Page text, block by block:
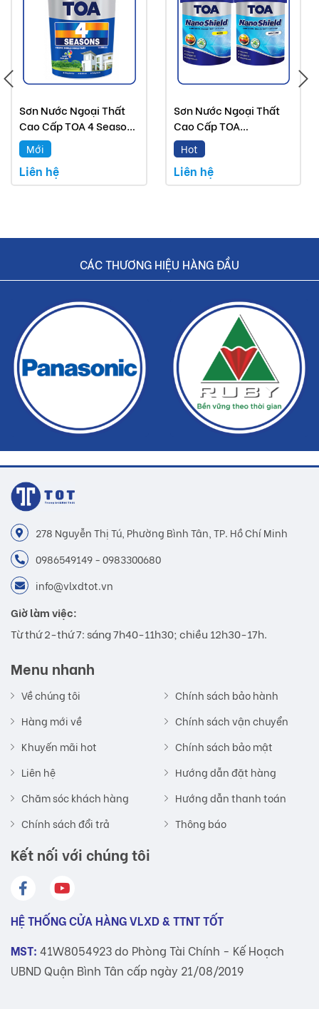
Bảng màu
Sơn Nước Ngoại Thất
Cao Cấp TOA 4 Seasons
Tropic Shield
Mới
Liên hệ
Sơn Nước Ngoại Thất
Cao Cấp TOA
NanoShield Bóng Và
Bóng Mờ
Hot
Liên hệ
CÁC THƯƠNG HIỆU HÀNG ĐẦU
278 Nguyễn Thị Tú, Phường Bình Tân, TP. Hồ Chí Minh
0986549149 - 0983300680
info@vlxdtot.vn
Giờ làm việc:
Từ thứ 2-thứ 7: sáng 7h40-11h30; chiều 12h30-17h.
Menu nhanh
Về chúng tôi
Hàng mới về
Khuyến mãi hot
Liên hệ
Chăm sóc khách hàng
Chính sách đổi trả
Chính sách bảo hành
Chính sách vận chuyển
Chính sách bảo mật
Hướng dẫn đặt hàng
Hướng dẫn thanh toán
Thông báo
Kết nối với chúng tôi
HỆ THỐNG CỬA HÀNG VLXD & TTNT TỐT
MST: 41W8054923 do Phòng Tài Chính - Kế Hoạch
UBND Quận Bình Tân cấp ngày 21/08/2019